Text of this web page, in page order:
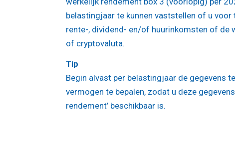
belastingjaar te kunnen vaststellen of u
rente-, dividend- en/of huurinkomsten of de
of cryptovaluta.
Tip
Begin alvast per belastingjaar de gegevens
vermogen te bepalen, zodat u deze
rendement’ beschikbaar is.